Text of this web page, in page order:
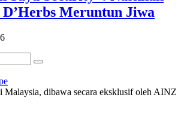
Meruntun Jiwa
Malaysia, dibawa secara eksklusif oleh AINZ